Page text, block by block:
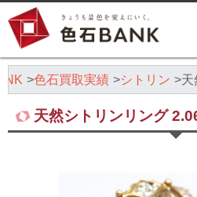
色石買取実績 シトリン 天
天然シトリンリング